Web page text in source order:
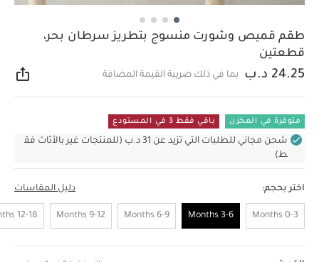
طقم قميص وشورت منسوج بتطريز سرطان بحر،
قطعتين
24.25 د.ب بما في ذلك ضريبة القيمة المضافة
متوفرة في المخزن باقي فقط 3 في المستودع
شحن مجاني للطلبات التي تزيد عن 31 د.ب (للمنتجات غير بالأثاث فق
ط)
اختر بحجم: دليل المقاسات
0-3 Months
3-6 Months
6-9 Months
9-12 Months
12-18 Months